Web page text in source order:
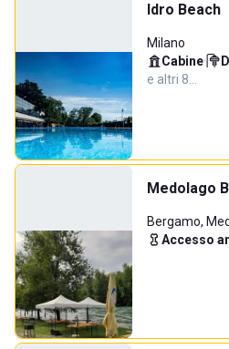
Idro Beach
Milano
Cabine·
e altri 8…
Medolago
Bergamo,
Accesso